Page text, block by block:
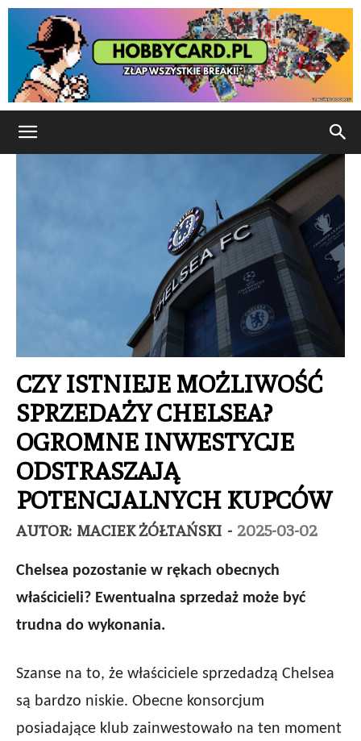
CZY ISTNIEJE MOŻLIWOŚĆ
SPRZEDAŻY CHELSEA?
OGROMNE INWESTYCJE
ODSTRASZAJĄ
POTENCJALNYCH KUPCÓW
AUTOR: MACIEK ŻÓŁTAŃSKI - 2025-03-02
Chelsea pozostanie w rękach obecnych
właścicieli? Ewentualna sprzedaż może być
trudna do wykonania.
Szanse na to, że właściciele sprzedadzą Chelsea
są bardzo niskie. Obecne konsorcjum
posiadające klub zainwestowało na ten moment